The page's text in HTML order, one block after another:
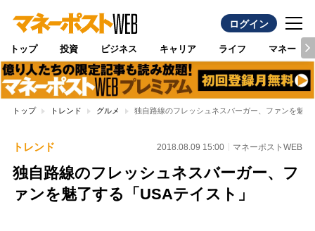
ログイン
トップ 投資 ビジネス キャリア ライフ マネー
トップ トレンド グルメ 独自路線のフレッシュネスバーガー、ファンを魅了
トレンド 2018.08.09 15:00 マネーポストWEB
独自路線のフレッシュネスバーガー、フ
ァンを魅了する「USAテイスト」